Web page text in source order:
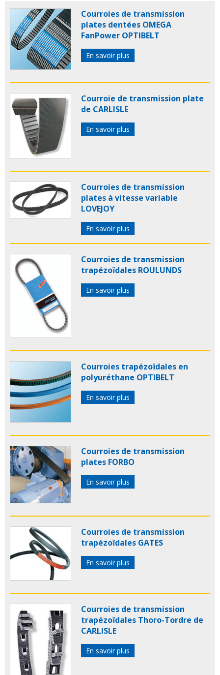
courroie transmission
hutchinsoncourroie hutchinson courroies hutchinson
flexoniccourroie flexoniccourroie de transmission
flexonic
Courroies de transmission
plates dentées OMEGA
FanPower OPTIBELT
En savoir plus
Courroie de transmission plate
de CARLISLE
En savoir plus
Courroies de transmission
plates à vitesse variable
LOVEJOY
En savoir plus
Courroies de transmission
trapézoïdales ROULUNDS
En savoir plus
Courroies trapézoïdales en
polyuréthane OPTIBELT
En savoir plus
Courroies de transmission
plates FORBO
En savoir plus
Courroies de transmission
trapézoïdales GATES
En savoir plus
Courroies de transmission
trapézoïdales Thoro-Tordre de
CARLISLE
En savoir plus